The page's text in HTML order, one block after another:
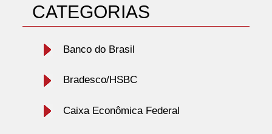
CATEGORIAS
Banco do Brasil
Bradesco/HSBC
Caixa Econômica Federal